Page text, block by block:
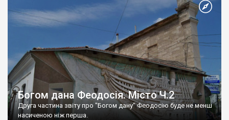
Богом дана Феодосія. Місто Ч.2
Друга частина звіту про "Богом дану" Феодосію буде не менш
насиченою ніж перша.